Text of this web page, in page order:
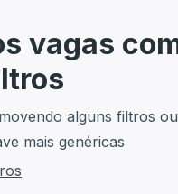
vagas
alguns filtros ou
mais genéricas